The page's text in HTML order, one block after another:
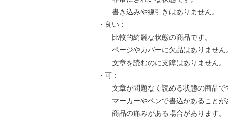
書き込みや線引きはありません。
・良い：
比較的綺麗な状態の商品です。
ページやカバーに欠品はありません
文章を読むのに支障はありません。
・可：
文章が問題なく読める状態の商品で
マーカーやペンで書込があることが
商品の痛みがある場合があります。